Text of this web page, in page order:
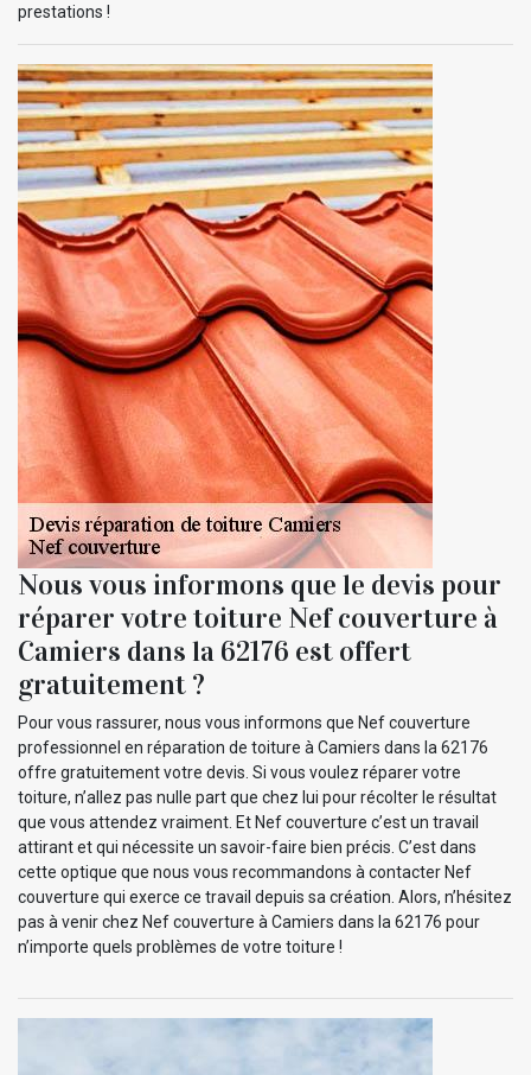
prestations !
Nous vous informons que le devis pour
réparer votre toiture Nef couverture à
Camiers dans la 62176 est offert
gratuitement ?
Pour vous rassurer, nous vous informons que Nef couverture
professionnel en réparation de toiture à Camiers dans la 62176
offre gratuitement votre devis. Si vous voulez réparer votre
toiture, n’allez pas nulle part que chez lui pour récolter le résultat
que vous attendez vraiment. Et Nef couverture c’est un travail
attirant et qui nécessite un savoir-faire bien précis. C’est dans
cette optique que nous vous recommandons à contacter Nef
couverture qui exerce ce travail depuis sa création. Alors, n’hésitez
pas à venir chez Nef couverture à Camiers dans la 62176 pour
n’importe quels problèmes de votre toiture !